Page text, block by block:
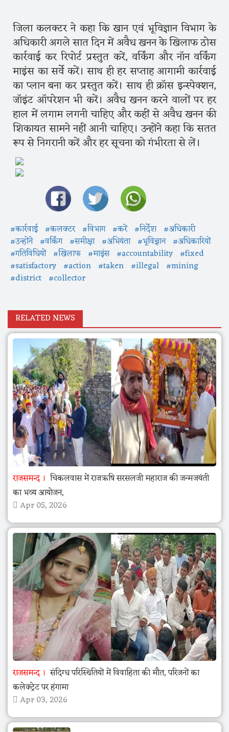
जिला कलक्टर ने कहा कि खान एवं भूविज्ञान विभाग के
अधिकारी अगले सात दिन में अवैध खनन के खिलाफ ठोस
कार्रवाई कर रिपोर्ट प्रस्तुत करें, वर्किंग और नॉन वर्किंग
माइंस का सर्वे करें। साथ ही हर सप्ताह आगामी कार्रवाई
का प्लान बना कर प्रस्तुत करें। साथ ही क्रॉस इन्स्पेक्शन,
जॉइंट ऑपरेशन भी करें। अवैध खनन करने वालों पर हर
हाल में लगाम लगनी चाहिए और कहीं से अवैध खनन की
शिकायत सामने नहीं आनी चाहिए। उन्होंने कहा कि सतत
रूप से निगरानी करें और हर सूचना को गंभीरता से लें।
#कार्रवाई #कलक्टर #विभाग #करें #निर्देश #अधिकारी
#उन्होंने #वर्किंग #समीक्षा #अभियंता #भूविज्ञान #अधिकारियों
#गतिविधियों #खिलाफ #माइंस #accountability #fixed
#satisfactory #action #taken #illegal #mining
#district #collector
RELATED NEWS
राजसमन्द
चिकलवास में राजऋषि सरसलजी महाराज की जन्मजयंती
का भव्य आयोजन,
Apr 05, 2026
राजसमन्द
संदिग्ध परिस्थितियों में विवाहिता की मौत, परिजनों का
कलेक्ट्रेट पर हंगामा
Apr 03, 2026